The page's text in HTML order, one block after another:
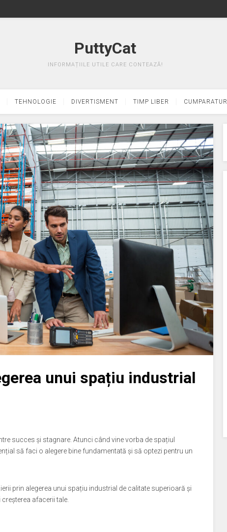
PuttyCat
INFORMAȚIILE UTILE CARE CONTEAZĂ!
TEHNOLOGIE DIVERTISMENT TIMP LIBER CUMPARATURI
unui spațiu industrial
succes și stagnare. Atunci când vine vorba de spațiul
să faci o alegere bine fundamentată și să optezi pentru un
prin alegerea unui spațiu industrial de calitate superioară și
afacerii tale.